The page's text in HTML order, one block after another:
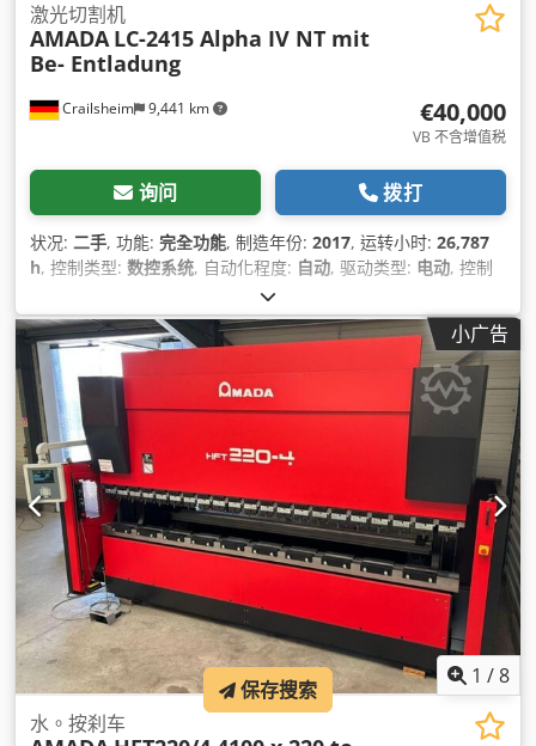
Crailsheim 9,441 km
激光切割机
AMADA LC-2415 Alpha IV NT mit
Be- Entladung
€40,000
VB 不含增值税
询问 拨打
状况: 二手, 功能: 完全功能, 制造年份: 2017, 运转小时: 26,787
h, 控制类型: 数控系统, 自动化程度: 自动, 驱动类型: 电动, 控制
CO₂激光器
FANUC, 激光功率:4,000 瓦特, 钢板厚度（最大）:10 毫米, 不
锈钢板厚度（最大）:12 毫米, 铝板厚度（最大）:8 毫米
, 冷却
类型:
, 设备:
CE标志, 制冷单元, 安全光栅, 文档 / 手册, 烟雾抽
取, 除尘
小广告
1 /8
水。按刹车
保存搜索